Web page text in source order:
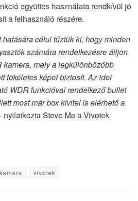
együttes használata rendkívül jó
a felhasználó részére.
célul tűztük ki, hogy minden
számára rendelkezésre álljon
kamera, mely a legkülönbözőbb
tökéletes képet biztosít. Az idei
WDR funkcióval rendelkező bullet
most már box kivitel is elérhető a
nyilatkozta Steve Ma a Vivotek
kamera vivotek